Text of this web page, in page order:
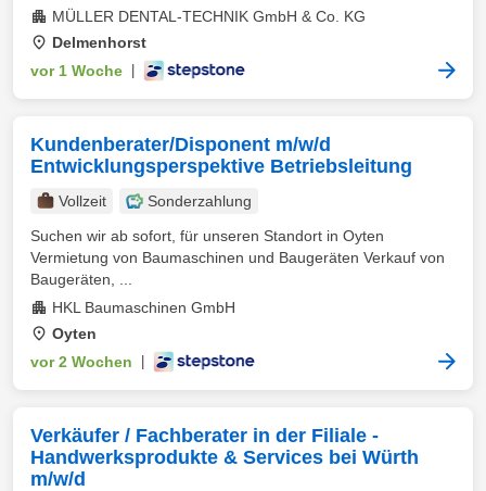
MÜLLER DENTAL-TECHNIK GmbH & Co. KG
Delmenhorst
vor 1 Woche
Kundenberater/Disponent m/w/d
Entwicklungsperspektive Betriebsleitung
Vollzeit
Sonderzahlung
Suchen wir ab sofort, für unseren Standort in Oyten
Vermietung von Baumaschinen und Baugeräten Verkauf von
Baugeräten, ...
HKL Baumaschinen GmbH
Oyten
vor 2 Wochen
Verkäufer / Fachberater in der Filiale -
Handwerksprodukte & Services bei Würth
m/w/d